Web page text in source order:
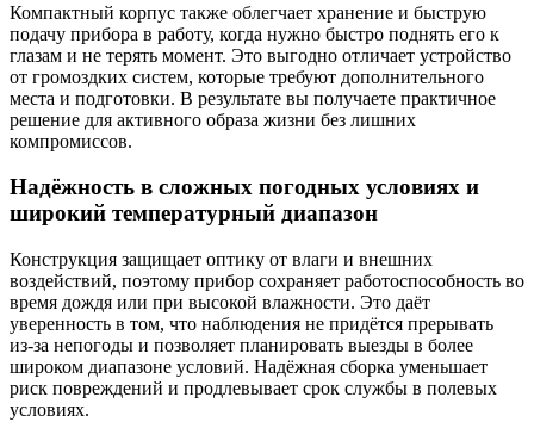
Компактный корпус также облегчает хранение и быструю
подачу прибора в работу, когда нужно быстро поднять его к
глазам и не терять момент. Это выгодно отличает устройство
от громоздких систем, которые требуют дополнительного
места и подготовки. В результате вы получаете практичное
решение для активного образа жизни без лишних
компромиссов.
Надёжность в сложных погодных условиях и
широкий температурный диапазон
Конструкция защищает оптику от влаги и внешних
воздействий, поэтому прибор сохраняет работоспособность во
время дождя или при высокой влажности. Это даёт
уверенность в том, что наблюдения не придётся прерывать
из‑за непогоды и позволяет планировать выезды в более
широком диапазоне условий. Надёжная сборка уменьшает
риск повреждений и продлевывает срок службы в полевых
условиях.